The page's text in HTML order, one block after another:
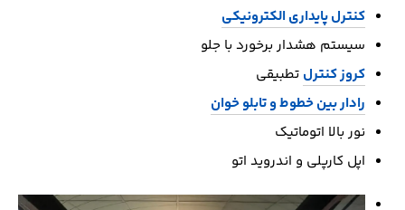
کنترل پایداری الکترونیکی
سیستم هشدار برخورد با جلو
کروز کنترل تطبیقی
رادار بین خطوط و تابلو خوان
نور بالا اتوماتیک
اپل کارپلی و اندروید اتو